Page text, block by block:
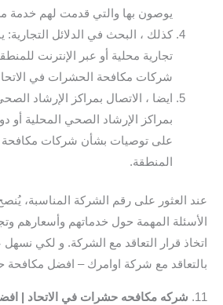
يوصون بها والتي قدمت لهم خدمة
كذلك ، البحث في الدلائل التجارية:
تجارية محلية أو عبر الإنترنت
شركات مكافحة الحشرات في
ايضا ، الاتصال بمراكز الإرشاد
بمراكز الإرشاد الصحي المحلية أو
على توصيات بشأن شركات مكافحة
المنطقة.
عند العثور على رقم الشركة المناسبة،
الأسئلة المهمة حول خدماتهم وأسعارهم
اتخاذ قرار التعاقد مع الشركة. و لكي
بالتعاقد مع شركة اوامرك – افضل مكافحة
11.
شركه مكافحه حشرات في الاتحاد |